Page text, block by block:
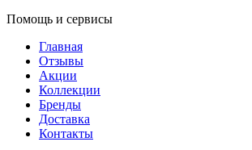
Помощь и сервисы
Главная
Отзывы
Акции
Коллекции
Бренды
Доставка
Контакты